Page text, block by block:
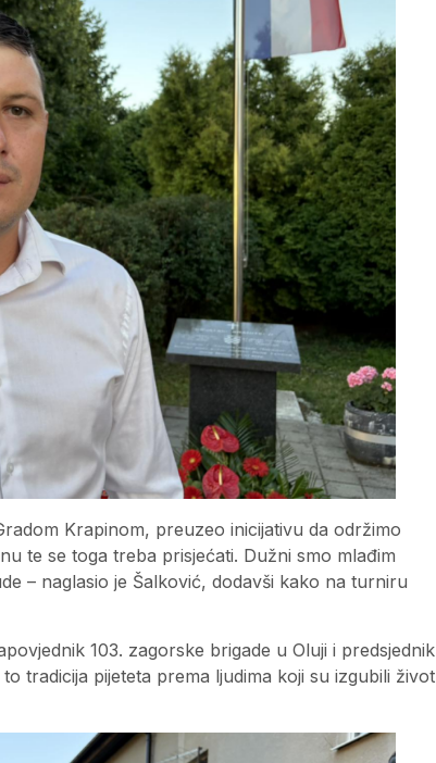
Krapinom, preuzeo inicijativu da održimo
te se toga treba prisjećati. Dužni smo mlađim
– naglasio je Šalković, dodavši kako na turniru
103. zagorske brigade u Oluji i predsjednik
tradicija pijeteta prema ljudima koji su izgubili život